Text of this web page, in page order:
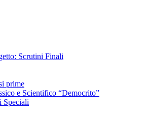
Scrutini Finali
prime
e Scientifico “Democrito”
Speciali